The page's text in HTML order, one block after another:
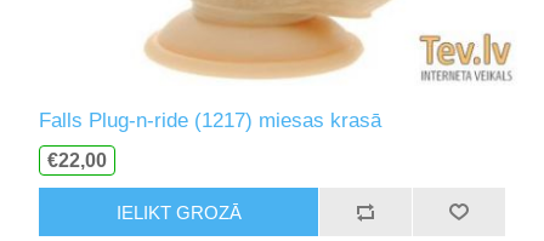
Falls Plug-n-ride (1217) miesas krasā
€22,00
IELIKT GROZĀ